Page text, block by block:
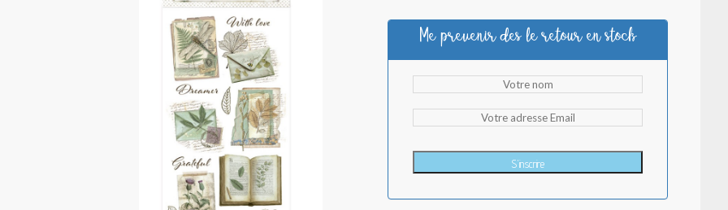
Me prevenir des le retour en stock
S'inscrire